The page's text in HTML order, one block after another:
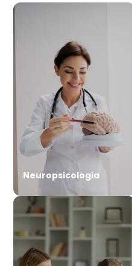
Neuropsicologia